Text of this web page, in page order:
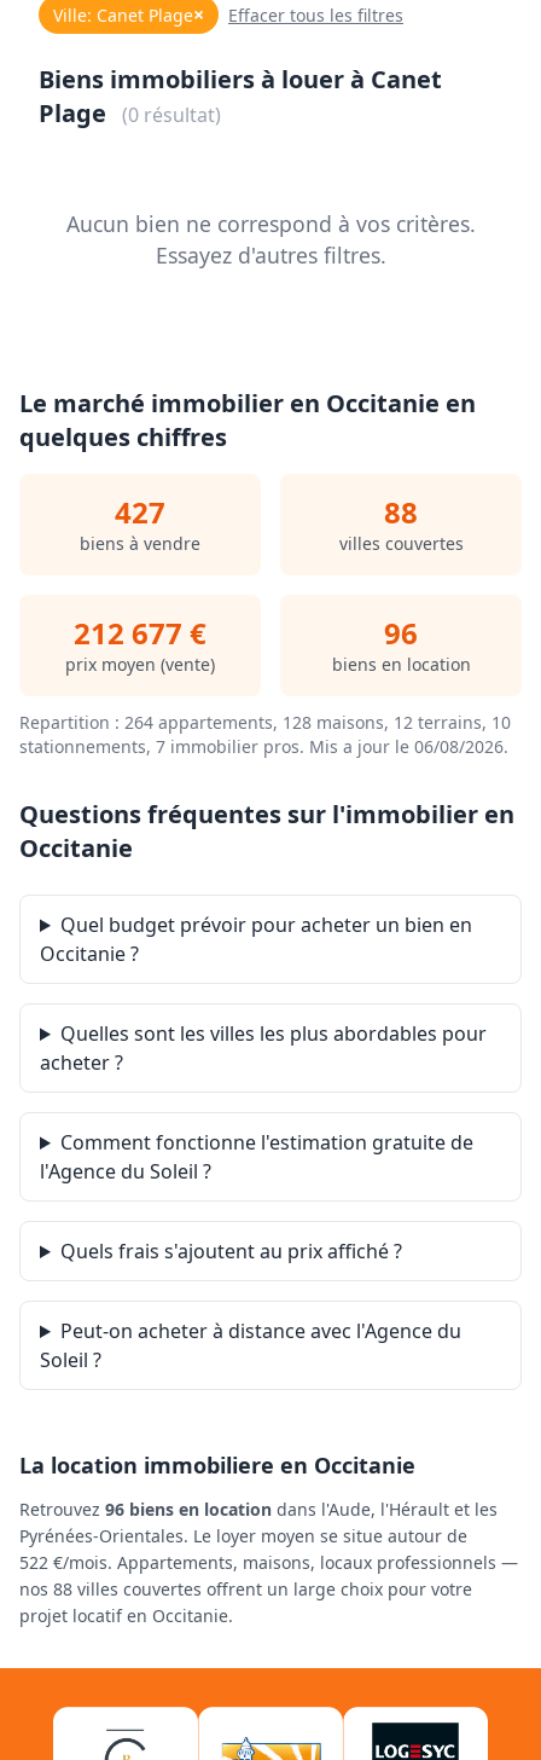
Ville: Canet Plage× Effacer tous les filtres
Biens immobiliers à louer à Canet
Plage
(0 résultat)
Aucun bien ne correspond à vos critères.
Essayez d'autres filtres.
Le marché immobilier en Occitanie en
quelques chiffres
427
biens à vendre
88
villes couvertes
212 677 €
prix moyen (vente)
96
biens en location
Repartition : 264 appartements, 128 maisons, 12 terrains, 10
stationnements, 7 immobilier pros. Mis a jour le 06/08/2026.
Questions fréquentes sur l'immobilier en
Occitanie
Quel budget prévoir pour acheter un bien en
Occitanie ?
Quelles sont les villes les plus abordables pour
acheter ?
Comment fonctionne l'estimation gratuite de
l'Agence du Soleil ?
Quels frais s'ajoutent au prix affiché ?
Peut-on acheter à distance avec l'Agence du
Soleil ?
La location immobiliere en Occitanie
Retrouvez 96 biens en location dans l'Aude, l'Hérault et les
Pyrénées-Orientales. Le loyer moyen se situe autour de
522 €/mois. Appartements, maisons, locaux professionnels —
nos 88 villes couvertes offrent un large choix pour votre
projet locatif en Occitanie.